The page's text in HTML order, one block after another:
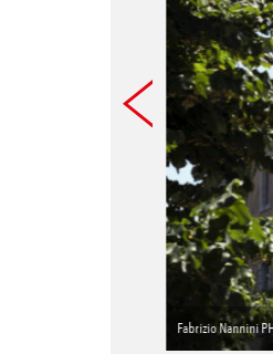
Fabrizio Nannini